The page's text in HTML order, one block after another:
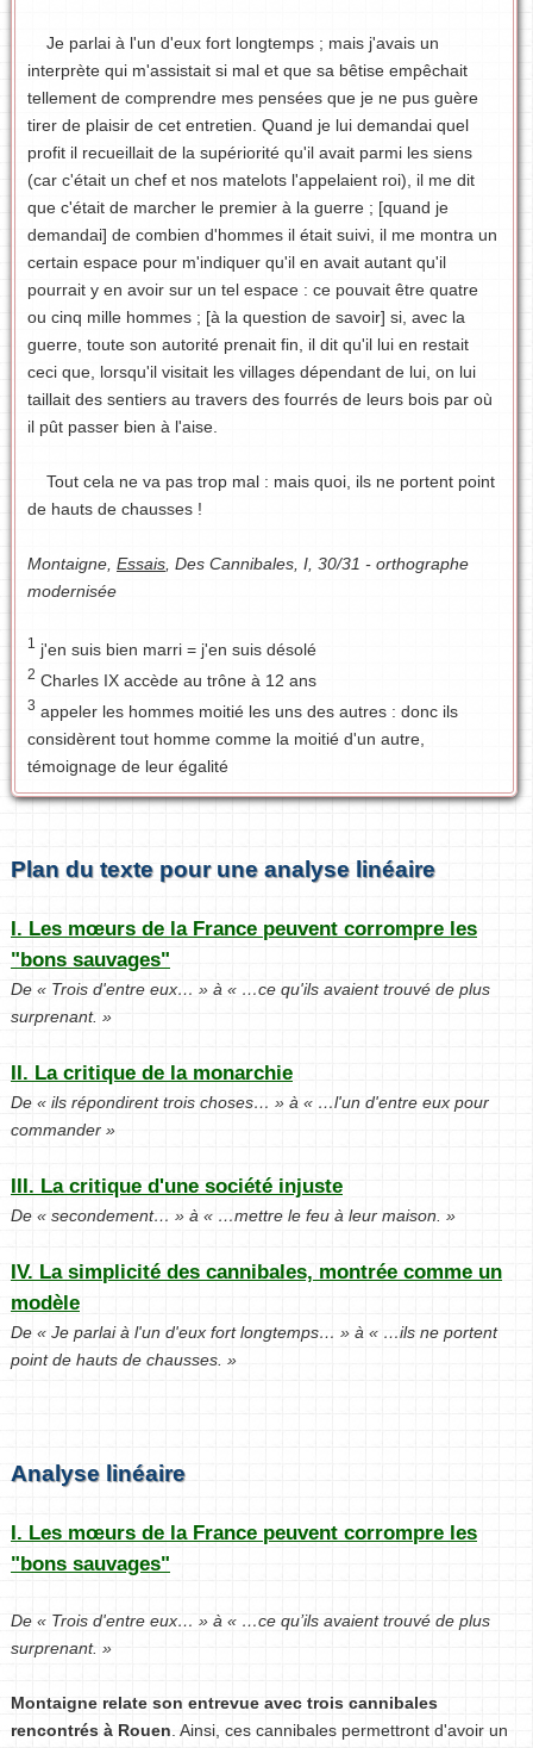
Je parlai à l'un d'eux fort longtemps ; mais j'avais un
interprète qui m'assistait si mal et que sa bêtise empêchait
tellement de comprendre mes pensées que je ne pus guère
tirer de plaisir de cet entretien. Quand je lui demandai quel
profit il recueillait de la supériorité qu'il avait parmi les siens
(car c'était un chef et nos matelots l'appelaient roi), il me dit
que c'était de marcher le premier à la guerre ; [quand je
demandai] de combien d'hommes il était suivi, il me montra un
certain espace pour m'indiquer qu'il en avait autant qu'il
pourrait y en avoir sur un tel espace : ce pouvait être quatre
ou cinq mille hommes ; [à la question de savoir] si, avec la
guerre, toute son autorité prenait fin, il dit qu'il lui en restait
ceci que, lorsqu'il visitait les villages dépendant de lui, on lui
taillait des sentiers au travers des fourrés de leurs bois par où
il pût passer bien à l'aise.
Tout cela ne va pas trop mal : mais quoi, ils ne portent point
de hauts de chausses !
Montaigne, Essais , Des Cannibales, I, 30/31 - orthographe
modernisée
1 j'en suis bien marri = j'en suis désolé
2 Charles IX accède au trône à 12 ans
3 appeler les hommes moitié les uns des autres : donc ils
considèrent tout homme comme la moitié d'un autre,
témoignage de leur égalité
Plan du texte pour une analyse linéaire
I. Les mœurs de la France peuvent corrompre les
"bons sauvages"
De « Trois d'entre eux… » à « …ce qu'ils avaient trouvé de plus
surprenant. »
II. La critique de la monarchie
De « ils répondirent trois choses… » à « …l'un d'entre eux pour
commander »
III. La critique d'une société injuste
De « secondement… » à « …mettre le feu à leur maison. »
IV. La simplicité des cannibales, montrée comme un
modèle
De « Je parlai à l'un d'eux fort longtemps… » à « …ils ne portent
point de hauts de chausses. »
Analyse linéaire
I. Les mœurs de la France peuvent corrompre les
"bons sauvages"
De « Trois d'entre eux… » à « …ce qu’ils avaient trouvé de plus
surprenant. »
Montaigne relate son entrevue avec trois cannibales
rencontrés à Rouen . Ainsi, ces cannibales permettront d'avoir un